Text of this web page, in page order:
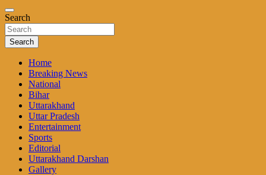
Search
Search
Home
Breaking News
National
Bihar
Uttarakhand
Uttar Pradesh
Entertainment
Sports
Editorial
Uttarakhand Darshan
Gallery